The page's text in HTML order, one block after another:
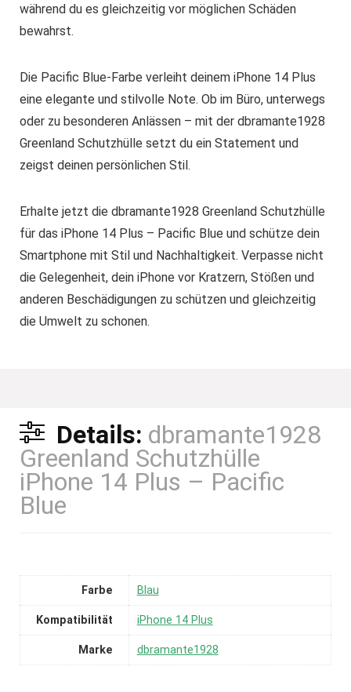
während du es gleichzeitig vor möglichen Schäden
bewahrst.
Die Pacific Blue-Farbe verleiht deinem iPhone 14 Plus
eine elegante und stilvolle Note. Ob im Büro, unterwegs
oder zu besonderen Anlässen – mit der dbramante1928
Greenland Schutzhülle setzt du ein Statement und
zeigst deinen persönlichen Stil.
Erhalte jetzt die dbramante1928 Greenland Schutzhülle
für das iPhone 14 Plus – Pacific Blue und schütze dein
Smartphone mit Stil und Nachhaltigkeit. Verpasse nicht
die Gelegenheit, dein iPhone vor Kratzern, Stößen und
anderen Beschädigungen zu schützen und gleichzeitig
die Umwelt zu schonen.
Details: dbramante1928
Greenland Schutzhülle
iPhone 14 Plus – Pacific
Blue
Farbe Blau
Kompatibilität iPhone 14 Plus
Marke dbramante1928